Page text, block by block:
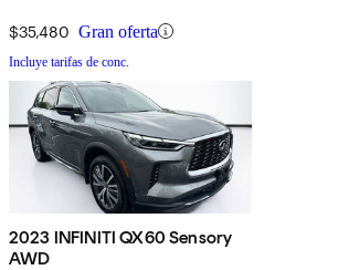
$35,480 Gran oferta
Incluye tarifas de conc.
2023 INFINITI QX60 Sensory
AWD